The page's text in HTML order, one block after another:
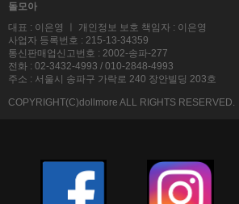
돌모아
대표 : 이은영 ㅣ 개인정보 보호 책임자 : 이은영
사업자 등록번호 : 215-13-34359
통신판매업신고번호 : 2002-송파-277
전화 : 02-3432-4993 / 010-2848-4993
주소 : 서울시 송파구 가락로 240 장안빌딩 203호
COPYRIGHT(C)dollmore ALL RIGHTS RESERVED.